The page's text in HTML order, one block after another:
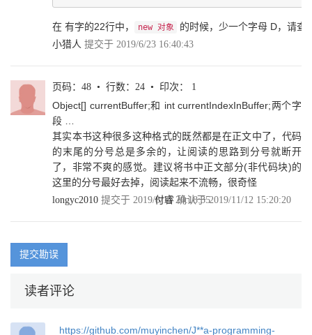
2.2.4 各式各样的Observable 40
2.2.5 Observable.cache 43
2.2.8 定时控制Observable发送数据 56
2.2.9 Disposable延伸 59
2.2.10 ConnectableObservable解读 67
2.2.11 Observable中的publish.refCount解读 76
2.2.12 RxJava中的Subject解读 79
2.3 小结 89
第3章 RxJava 2中的操作 90
3.1 核心操作 90
3.1.1 使用filter进行条件过滤 90
3.1.5 使用groupBy进行分组 114
3.2 多个Observable的合并操作 122
3.2.1 使用merge对Observable进行合并 122
3.2.2 使用zip方法进行合并 124
3.2.4 withLatestFrom操作 141
在 有字的22行中， new 对象 的时候，少一个字母 D，请查
小猎人 提交于 2019/6/23 16:40:43
页码：48 • 行数：24 • 印次： 1
Object[] currentBuffer;和 int currentIndexInBuffer;两个字
段 …
其实本书这种很多这种格式的既然都是在正文中了，代码
的末尾的分号总是多余的，让阅读的思路到分号就断开
了，非常不爽的感觉。建议将书中正文部分(非代码块)的
这里的分号最好去掉，阅读起来不流畅，很奇怪
longyc2010 提交于 2019/8/11 20:18:35
付睿 确认于 2019/11/12 15:20:20
提交勘误
读者评论
https://github.com/muyinchen/J**a-programming-